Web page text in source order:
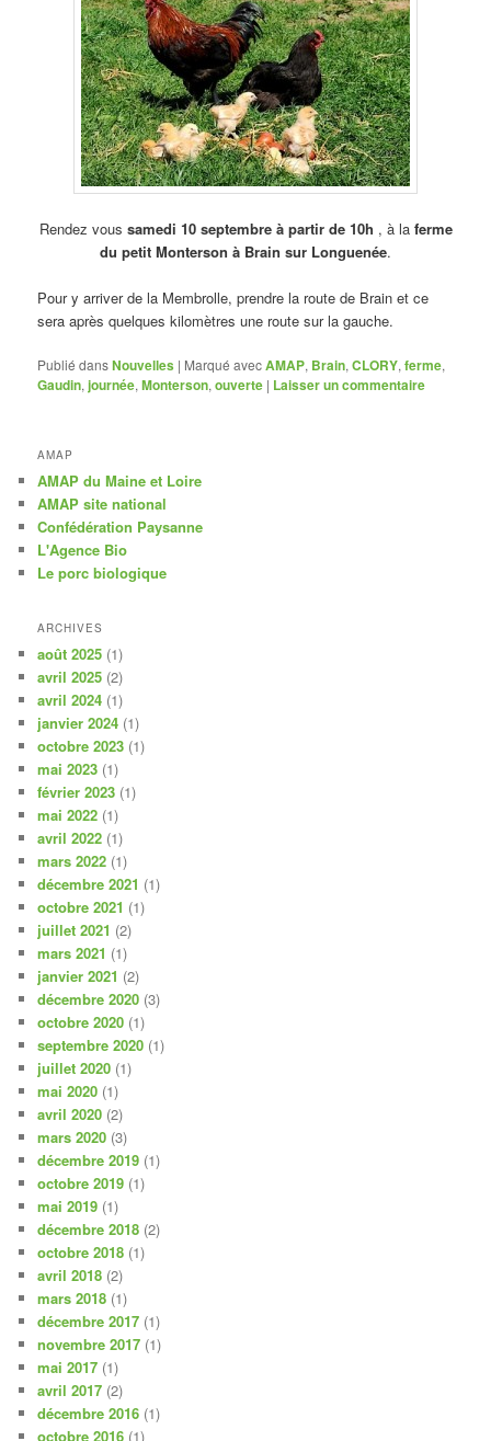
Rendez vous samedi 10 septembre à partir de 10h , à la ferme
du petit Monterson à Brain sur Longuenée.
Pour y arriver de la Membrolle, prendre la route de Brain et ce
sera après quelques kilomètres une route sur la gauche.
Publié dansNouvelles | Marqué avecAMAP, Brain,CLORY,ferme,
Gaudin,journée,Monterson,ouverte | Laisser un commentaire
AMAP
AMAP du Maine et Loire
AMAP site national
Confédération Paysanne
L'Agence Bio
Le porc biologique
ARCHIVES
août 2025 (1)
avril 2025 (2)
avril 2024 (1)
janvier 2024 (1)
octobre 2023 (1)
mai 2023 (1)
février 2023 (1)
mai 2022 (1)
avril 2022 (1)
mars 2022 (1)
décembre 2021 (1)
octobre 2021 (1)
juillet 2021 (2)
mars 2021 (1)
janvier 2021 (2)
décembre 2020 (3)
octobre 2020 (1)
septembre 2020 (1)
juillet 2020 (1)
mai 2020 (1)
avril 2020 (2)
mars 2020 (3)
décembre 2019 (1)
octobre 2019 (1)
mai 2019 (1)
décembre 2018 (2)
octobre 2018 (1)
avril 2018 (2)
mars 2018 (1)
décembre 2017 (1)
novembre 2017 (1)
mai 2017 (1)
avril 2017 (2)
décembre 2016 (1)
octobre 2016 (1)